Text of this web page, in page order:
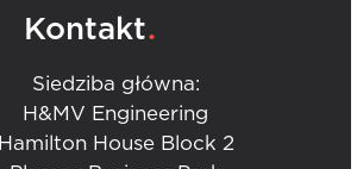
Kontakt.
Siedziba główna:
H&MV Engineering
Hamilton House Block 2